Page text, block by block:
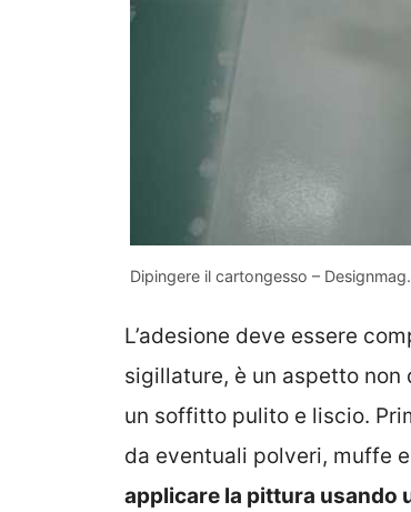
Dipingere il cartongesso –
L’adesione deve essere
sigillature, è un aspetto non
un soffitto pulito e liscio.
da eventuali polveri, muffe
applicare la pittura usando